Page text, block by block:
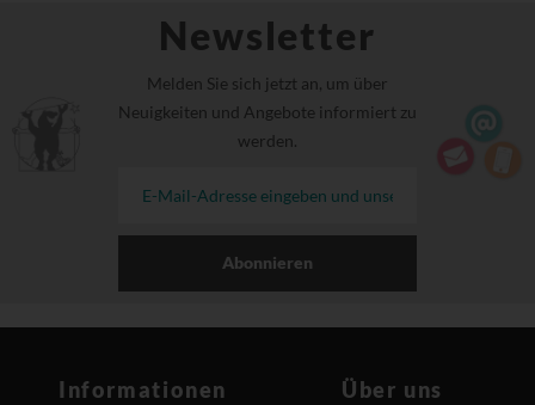
Newsletter
Melden Sie sich jetzt an, um über
Neuigkeiten und Angebote informiert zu
werden.
Abonnieren
Informationen Über uns